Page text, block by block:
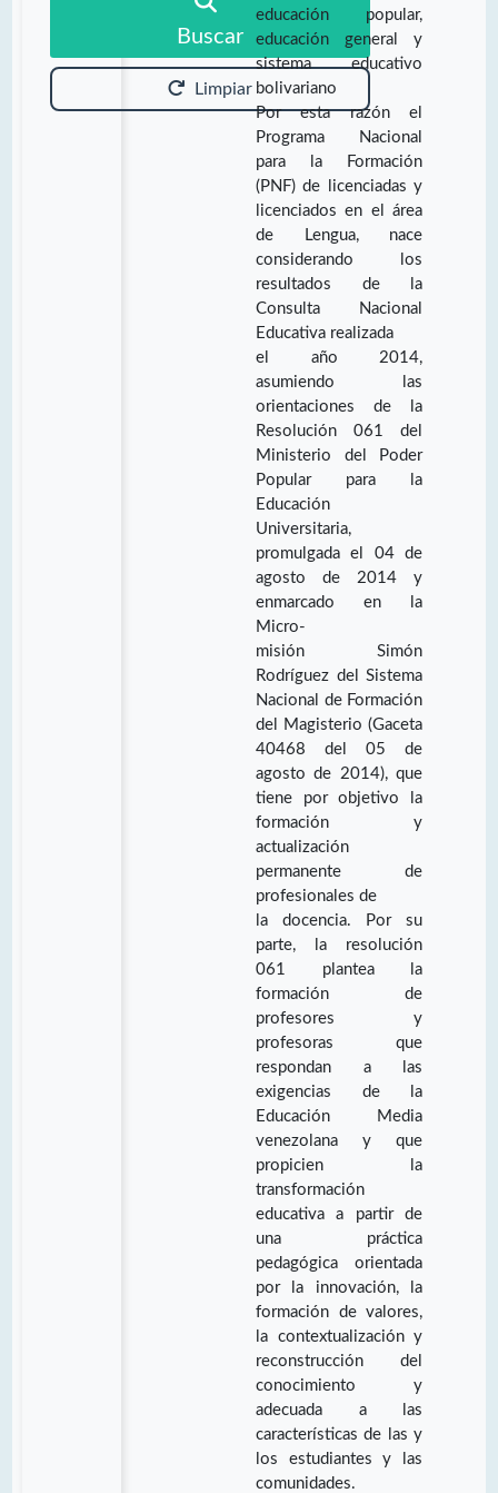
Buscar
Limpiar
educación popular,
educación general y
sistema educativo
bolivariano
Por esta razón el
Programa Nacional
para la Formación
(PNF) de licenciadas y
licenciados en el área
de Lengua, nace
considerando los
resultados de la
Consulta Nacional
Educativa realizada
el año 2014,
asumiendo las
orientaciones de la
Resolución 061 del
Ministerio del Poder
Popular para la
Educación
Universitaria,
promulgada el 04 de
agosto de 2014 y
enmarcado en la
Micro-
misión Simón
Rodríguez del Sistema
Nacional de Formación
del Magisterio (Gaceta
40468 del 05 de
agosto de 2014), que
tiene por objetivo la
formación y
actualización
permanente de
profesionales de
la docencia. Por su
parte, la resolución
061 plantea la
formación de
profesores y
profesoras que
respondan a las
exigencias de la
Educación Media
venezolana y que
propicien la
transformación
educativa a partir de
una práctica
pedagógica orientada
por la innovación, la
formación de valores,
la contextualización y
reconstrucción del
conocimiento y
adecuada a las
características de las y
los estudiantes y las
comunidades.